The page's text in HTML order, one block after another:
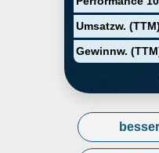
Umsatzw. (TTM)
Gewinnw.
solutions,
streamline